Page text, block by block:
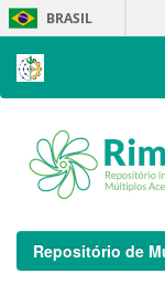
Skip
navigation
BRASIL
Repositório de